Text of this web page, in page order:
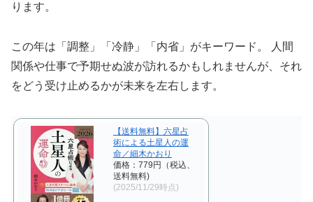
ります。
この年は「調整」「冷静」「内省」がキーワード。 人間
関係や仕事で予期せぬ波が訪れるかもしれませんが、それ
をどう受け止めるかが未来を左右します。
【送料無料】六星占
術による土星人の運
命／細木かおり
価格：779円（税込、
送料無料)
(2025/11/29時点)